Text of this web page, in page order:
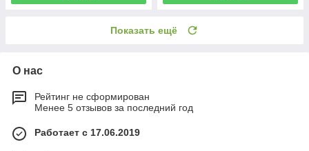
Показать ещё
О нас
Рейтинг не сформирован
Менее 5 отзывов за последний год
Работает с 17.06.2019